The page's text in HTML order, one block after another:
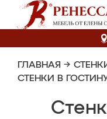
ГЛАВНАЯ →
СТЕНКИ В